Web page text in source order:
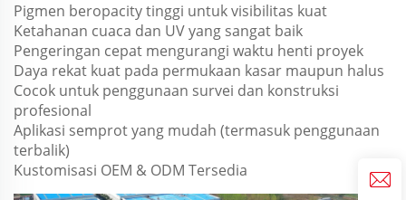
Pigmen beropacity tinggi untuk visibilitas kuat
Ketahanan cuaca dan UV yang sangat baik
Pengeringan cepat mengurangi waktu henti proyek
Daya rekat kuat pada permukaan kasar maupun halus
Cocok untuk penggunaan survei dan konstruksi
profesional
Aplikasi semprot yang mudah (termasuk penggunaan
terbalik)
Kustomisasi OEM & ODM Tersedia